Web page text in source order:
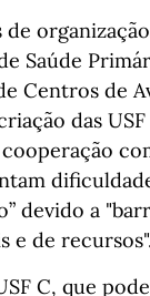
de
Saúde
Centros de
das
devido a
e de
C, que